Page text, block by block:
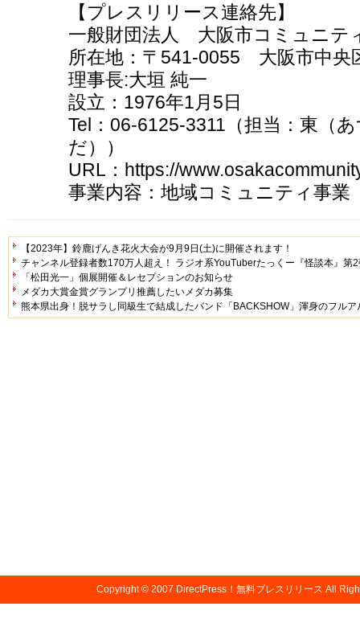
【プレスリリース連絡先】
一般財団法人 大阪市コミュニテ
所在地：〒541-0055 大阪市中央
理事長:大垣 純一
設立：1976年1月5日
Tel：06-6125-3311（担当：東（
だ））
URL：https://
事業内容：地域コミュニティ事業
【2023年】鈴鹿げんき花火大会が9月9日(土)に開催されます！
チャンネル登録者数170万人超え！ ラジオ系YouTuberたっくー『怪談本』第
「松田光一」個展開催＆レセプションのお知らせ
メダカ大賞金賞グランプリ推薦したいメダカ募集
熊本県出身！脱サラし同級生で結成したバンド「BACKSHOW」渾身のフル
Copyright © 2007 DirectPress！無料プレスリリース All